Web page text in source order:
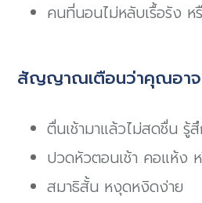
คนที่นอนไม่หลับเรื้อรัง ห
สัญญาณเตือนว่าคุณอาจ
ตื่นเช้ามาแล้วไม่สดชื่น รู้
ปวดหัวตอนเช้า คอแห้ง
สมาธิสั้น หงุดหงิดง่าย